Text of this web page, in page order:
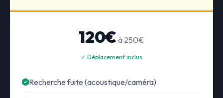
120€ à 250€
✓ Déplacement inclus
Recherche fuite (acoustique/caméra)